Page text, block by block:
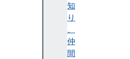
知
り
、
仲
間